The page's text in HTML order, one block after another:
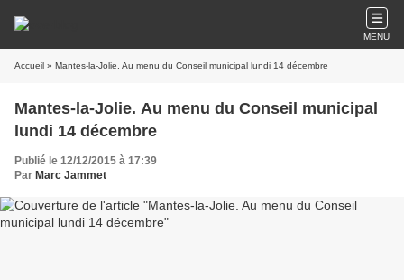
MENU
Accueil » Mantes-la-Jolie. Au menu du Conseil municipal lundi 14 décembre
Mantes-la-Jolie. Au menu du Conseil municipal
lundi 14 décembre
Publié le 12/12/2015 à 17:39
Par Marc Jammet